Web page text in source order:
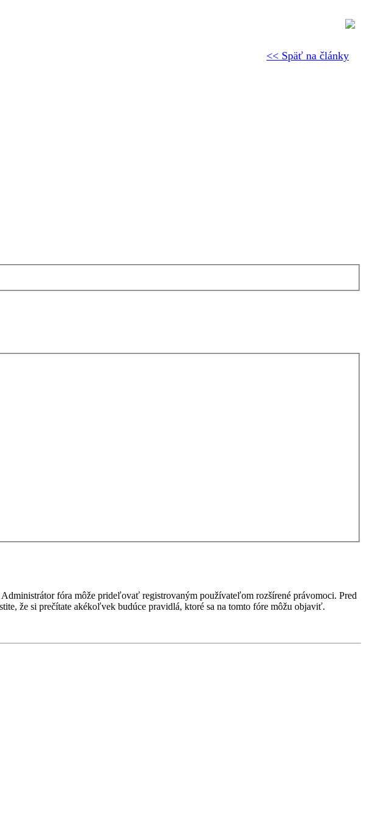
<< Späť na články
fóra môže prideľovať registrovaným používateľom rozšírené právomoci. Pred
že si prečítate akékoľvek budúce pravidlá, ktoré sa na tomto fóre môžu objaviť.